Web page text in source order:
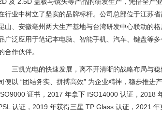
行业中树立了坚实的品牌标杆。公司总部位于江苏
山、安徽亳州两大生产基地与台湾研发中心联动的
广泛应用于笔记本电脑、智能手机、汽车、键盘等
合作伙伴。
三凯光电的快速发展，离不开清晰的战略布局与
便以 “团结务实、拼搏高效” 为企业精神，稳步推进
证书，2017 年拿下 ISO14000 认证，2018
认证，2019 年获得三星 TP Glass 认证，2021